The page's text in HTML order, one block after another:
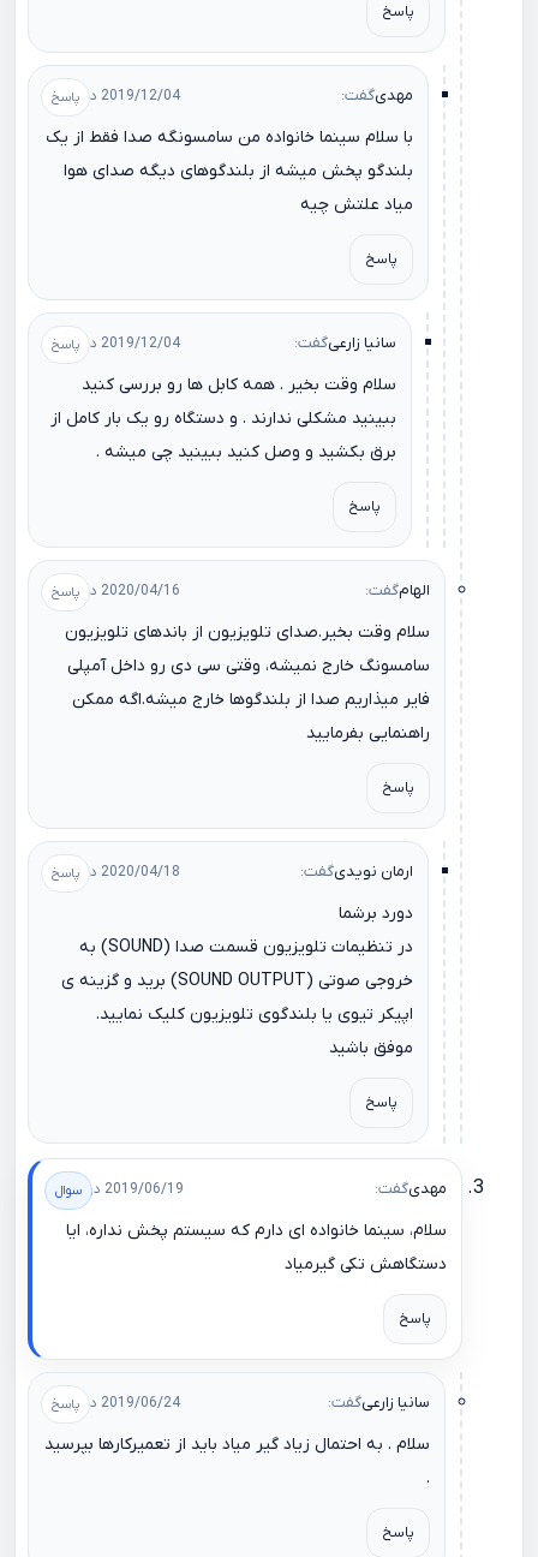
پاسخ
مهدیگفت: 2019/12/04 در 00:36
با سلام سینما خانواده من سامسونگه صدا فقط از یک
بلندگو پخش میشه از بلندگوهای دیگه صدای هوا
میاد علتش چیه
پاسخ
سانیا زارعیگفت: 2019/12/04 در 10:18
سلام وقت بخیر . همه کابل ها رو بررسی کنید
ببینید مشکلی ندارند . و دستگاه رو یک بار کامل از
برق بکشید و وصل کنید ببینید چی میشه .
پاسخ
الهامگفت: 2020/04/16 در 21:19
سلام وقت بخیر.صدای تلویزیون از باندهای تلویزیون
سامسونگ خارج نمیشه، وقتی سی دی رو داخل آمپلی
فایر میذاریم صدا از بلندگوها خارج میشه.اگه ممکن
راهنمایی بفرمایید
پاسخ
ارمان نویدیگفت: 2020/04/18 در 13:50
دورد برشما
در تنظیمات تلویزیون قسمت صدا (SOUND) به
خروجی صوتی (SOUND OUTPUT) برید و گزینه ی
اپیکر تیوی یا بلندگوی تلویزیون کلیک نمایید.
موفق باشید
پاسخ
مهدیگفت: 2019/06/19 در 04:23
سلام، سینما خانواده ای دارم که سیستم پخش نداره، ایا
دستگاهش تکی گیرمیاد
پاسخ
سانیا زارعیگفت: 2019/06/24 در 11:00
سلام . به احتمال زیاد گیر میاد باید از تعمیرکارها بپرسید
.
پاسخ